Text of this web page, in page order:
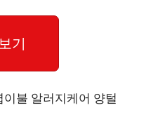
기
불 알러지케어 양털